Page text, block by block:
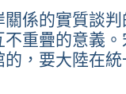
關係的實質談
不重疊的意義
的，要大陸在